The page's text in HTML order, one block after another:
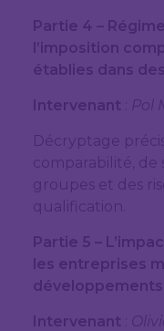
Partie 4 –
l’imposition
établies dans
Intervenant Pol
Décryptage
comparabilité, de
groupes et des
qualification.
Partie 5 –
les entreprises
Intervenant